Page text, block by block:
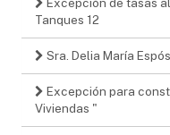
Tanques 12
Sra. Delia María
Excepción para
Viviendas "